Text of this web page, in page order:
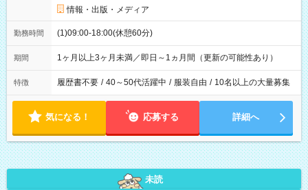
情報・出版・メディア
勤務時間 (1)09:00-18:00(休憩60分)
期間 1ヶ月以上3ヶ月未満／即日～1ヵ月間（更新の可能性あり）
特徴 履歴書不要 / 40～50代活躍中 / 服装自由 / 10名以上の大量募集
気になる！ 応募する 詳細へ
未読